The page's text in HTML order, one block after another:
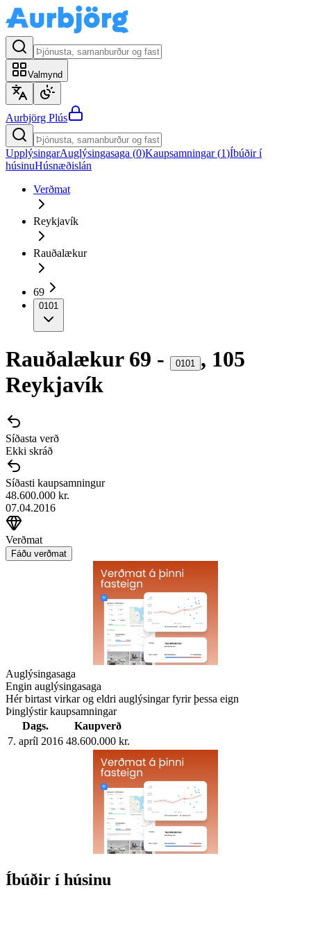
Valmynd
Aurbjörg Plús
UpplýsingarAuglýsingasaga (0)Kaupsamningar (1)Íbúðir í
húsinuHúsnæðislán
Verðmat
Reykjavík
Rauðalækur
69
0101
Rauðalækur 69 - 0101 , 105
Reykjavík
Síðasta verð
Ekki skráð
Síðasti kaupsamningur
48.600.000 kr.
07.04.2016
Verðmat
Fáðu verðmat
Auglýsingasaga
Engin auglýsingasaga
Hér birtast virkar og eldri auglýsingar fyrir þessa eign
Þinglýstir kaupsamningar
Dags.
Kaupverð
7. apríl 2016 48.600.000 kr.
Íbúðir í húsinu